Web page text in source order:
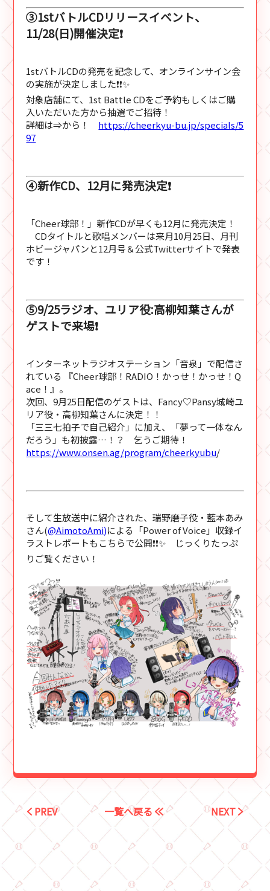
③1stバトルCDリリースイベント、
11/28(日)開催決定❗
1stバトルCDの発売を記念して、オンラインサイン会
の実施が決定しました❗❗✨
対象店舗にて、1st Battle CDをご予約もしくはご購
入いただいた方から抽選でご招待！
詳細は⇒から！ https://cheerkyu-bu.jp/specials/5
97
④新作CD、12月に発売決定❗
「Cheer球部！」新作CDが早くも12月に発売決定！
CDタイトルと歌唱メンバーは来月10月25日、月刊
ホビージャパンと12月号＆公式Twitterサイトで発表
です！
⑤9/25ラジオ、ユリア役:高柳知葉さんが
ゲストで来場❗
インターネットラジオステーション「音泉」で配信さ
れている 『Cheer球部！RADIO！かっせ！かっせ！Q
ace！』。
次回、9月25日配信のゲストは、Fancy♡Pansy城崎ユ
リア役・高柳知葉さんに決定！！
「三三七拍子で自己紹介」に加え、「夢って一体なん
だろう」も初披露…！？ 乞うご期待！
https://www.onsen.ag/program/cheerkyubu/
そして生放送中に紹介された、瑞野磨子役・藍本あみ
さん(@AimotoAmi)による「Power of Voice」収録イ
ラストレポートもこちらで公開❗❗✨ じっくりたっぷ
りご覧ください！
PREV 一覧へ戻る NEXT